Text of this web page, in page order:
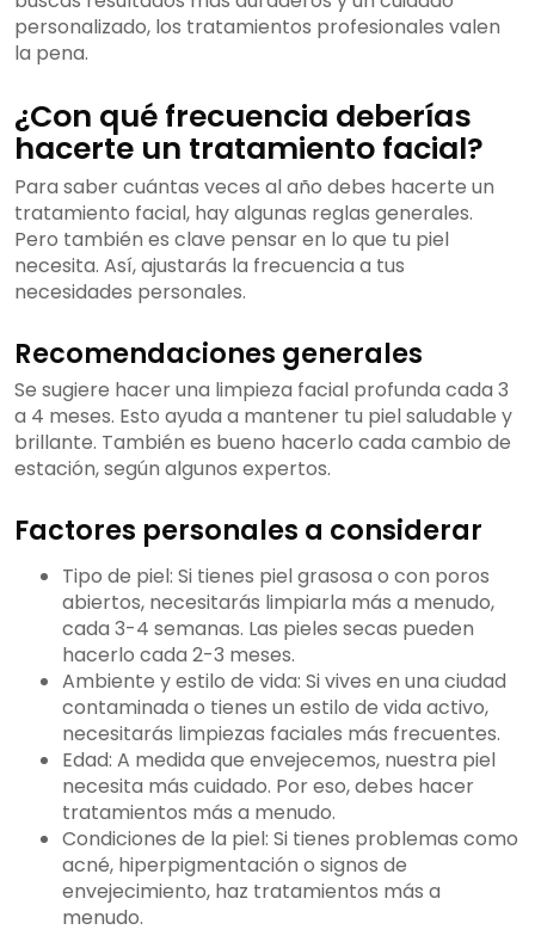
personalizado, los tratamientos profesionales valen
la pena.
¿Con qué frecuencia deberías
hacerte un tratamiento facial?
Para saber cuántas veces al año debes hacerte un
tratamiento facial, hay algunas reglas generales.
Pero también es clave pensar en lo que tu piel
necesita. Así, ajustarás la frecuencia a tus
necesidades personales.
Recomendaciones generales
Se sugiere hacer una limpieza facial profunda cada 3
a 4 meses. Esto ayuda a mantener tu piel saludable y
brillante. También es bueno hacerlo cada cambio de
estación, según algunos expertos.
Factores personales a considerar
Tipo de piel: Si tienes piel grasosa o con poros
abiertos, necesitarás limpiarla más a menudo,
cada 3-4 semanas. Las pieles secas pueden
hacerlo cada 2-3 meses.
Ambiente y estilo de vida: Si vives en una ciudad
contaminada o tienes un estilo de vida activo,
necesitarás limpiezas faciales más frecuentes.
Edad: A medida que envejecemos, nuestra piel
necesita más cuidado. Por eso, debes hacer
tratamientos más a menudo.
Condiciones de la piel: Si tienes problemas como
acné, hiperpigmentación o signos de
envejecimiento, haz tratamientos más a
menudo.